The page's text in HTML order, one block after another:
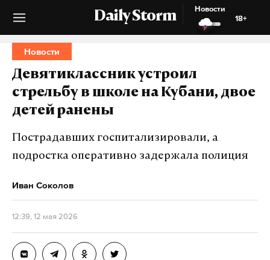
Daily Storm
Новости
18+
Новости
Девятиклассник устроил
стрельбу в школе на Кубани, двое
детей ранены
Пострадавших госпитализировали, а
подростка оперативно задержала полиция
Иван Соколов
12:39, 12 мая 2026